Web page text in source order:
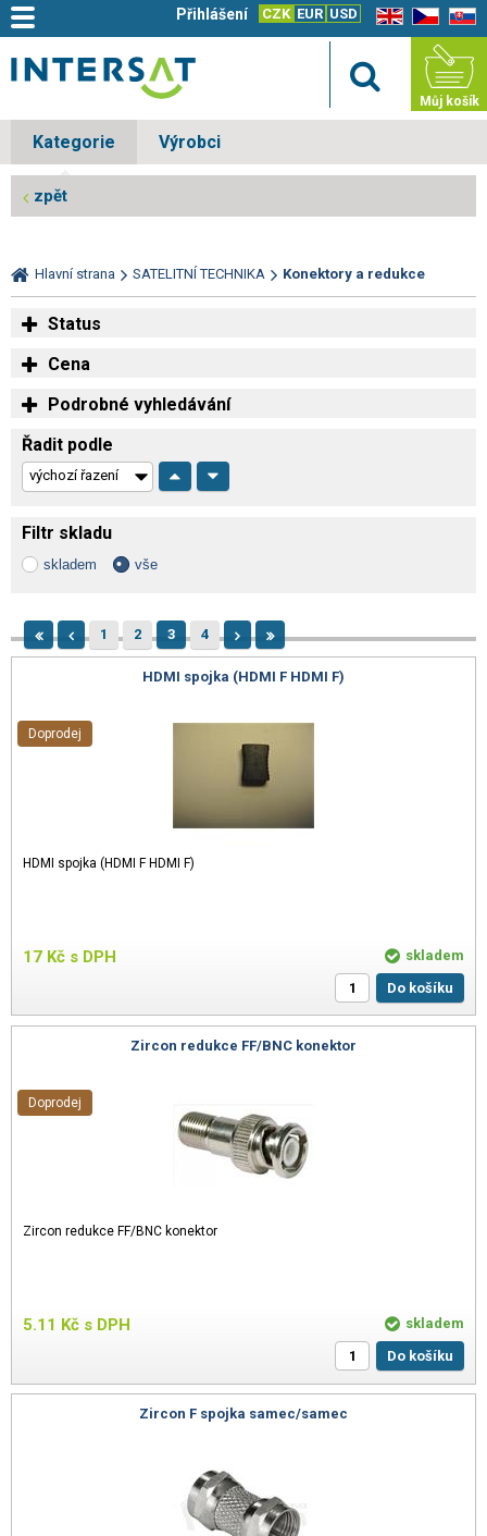
EN CZ SK
CZK EUR USD
Přihlášení
Můj košík
Kategorie Výrobci
zpět
Hlavní strana SATELITNÍ TECHNIKA Konektory a redukce
Status
Cena
Podrobné vyhledávání
Řadit podle
Filtr skladu
skladem vše
1 2 3 4
HDMI spojka (HDMI F HDMI F)
HDMI spojka (HDMI F HDMI F)
17 Kč s DPH
Doprodej
skladem
Do košíku
Zircon redukce FF/BNC konektor
Zircon redukce FF/BNC konektor
5.11 Kč s DPH
Doprodej
skladem
Do košíku
Zircon F spojka samec/samec